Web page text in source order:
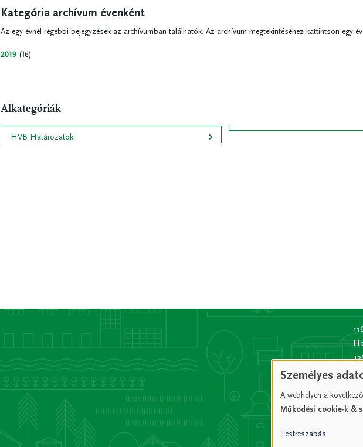
Kategória archívum évenként
Az egy évnél régebbi bejegyzések az archívumban találhatók. Az archívum megtekintéséhez kattintson egy
2019 (16)
Alkategóriák
HVB Határozatok
Személyes
A webhelyen a
Működési cookie-k &
Testreszabás